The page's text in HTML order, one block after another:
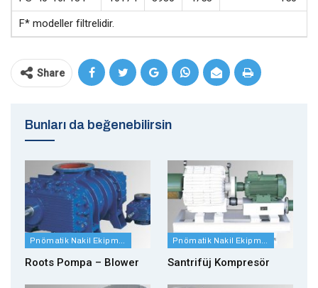
F* modeller filtrelidir.
Share
Bunları da beğenebilirsin
Roots Pompa – Blower Santrifüj Kompresör